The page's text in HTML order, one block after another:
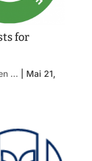
for
…
Mai 21,